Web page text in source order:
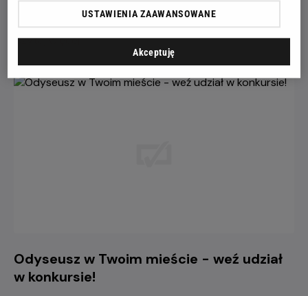
rabaty sięgają nawet 60%!
Czytaj więcej
Odyseusz w Twoim mieście - weź udział
w konkursie!
USTAWIENIA ZAAWANSOWANE
Akceptuję